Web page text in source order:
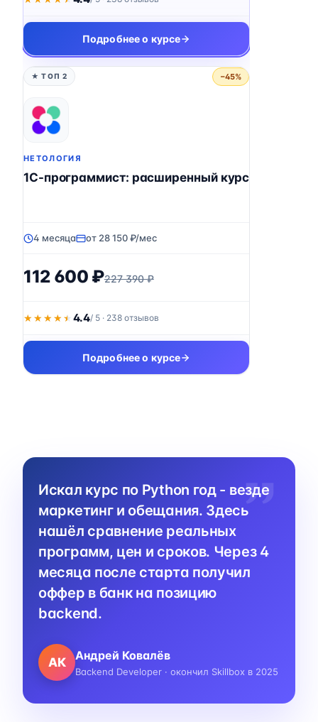
Подробнее о курсе
★ ТОП 2 −45%
НЕТОЛОГИЯ
1C-программист: расширенный курс
4 месяца от 28 150 ₽/мес
112 600 ₽227 390 ₽
★★★★★
★★★★★ 4.4/ 5 · 238 отзывов
Подробнее о курсе
Искал курс по Python год - везде
маркетинг и обещания. Здесь
нашёл сравнение реальных
программ, цен и сроков. Через 4
месяца после старта получил
оффер в банк на позицию
backend.
АК Андрей Ковалёв
Backend Developer · окончил Skillbox в 2025